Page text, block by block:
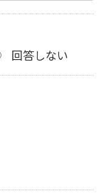
回答しない